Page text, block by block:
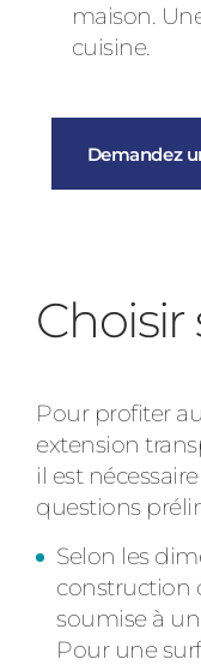
maison.
cuisine.
Demandez
Choisir
Pour profiter
extension
il est
questions
Selon les
construction
soumise à
Pour une